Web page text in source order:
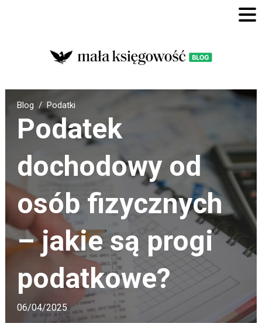
Blog Podatki
Podatek
dochodowy od
osób fizycznych
– jakie są progi
podatkowe?
06/04/2025